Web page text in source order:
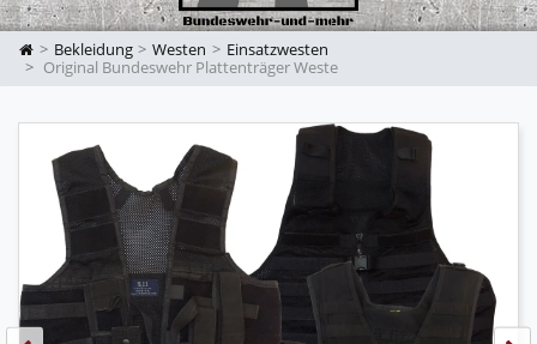
Bekleidung Westen
Einsatzwesten
Original Bundeswehr Plattenträger Weste